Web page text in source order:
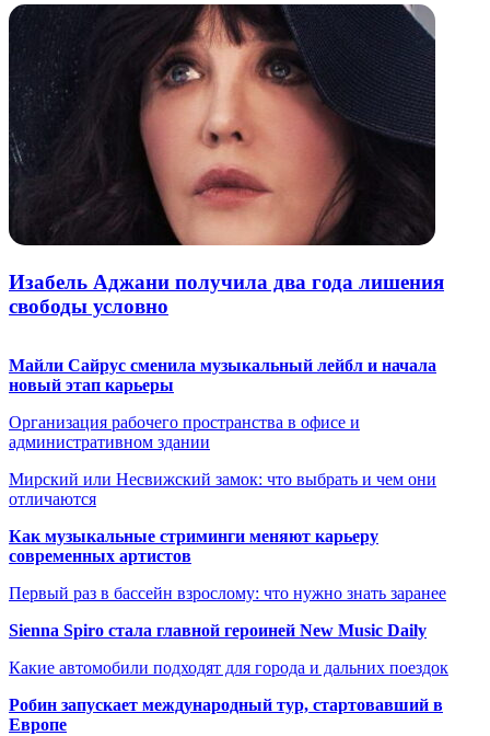
Изабель Аджани получила два года лишения
свободы условно
Майли Сайрус сменила музыкальный лейбл и начала
новый этап карьеры
Организация рабочего пространства в офисе и
административном здании
Мирский или Несвижский замок: что выбрать и чем они
отличаются
Как музыкальные стриминги меняют карьеру
современных артистов
Первый раз в бассейн взрослому: что нужно знать заранее
Sienna Spiro стала главной героиней New Music Daily
Какие автомобили подходят для города и дальних поездок
Робин запускает международный тур, стартовавший в
Европе